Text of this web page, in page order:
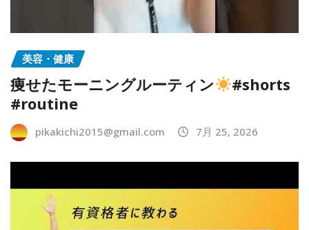
美容・健康
痩せたモーニングルーティン
#shorts
#routine
pikakichi2015@gmail.com 7月 25, 2026